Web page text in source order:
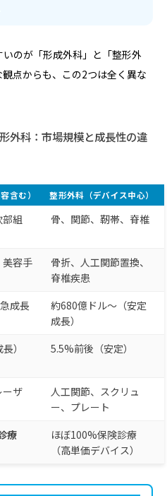
のが「形成外科」と「整形外
点からも、この2つは全く異な
外科：市場規模と成長性の違
含む） 整形外科（デバイス中心）
組
骨、関節、靭帯、脊椎
美容手
骨折、人工関節置換、
脊椎疾患
成長
約680億ドル〜（安定
成長）
） 5.5%前後（安定）
ーザ
人工関節、スクリュ
ー、プレート
療
ほぼ100%保険診療
（高単価デバイス）